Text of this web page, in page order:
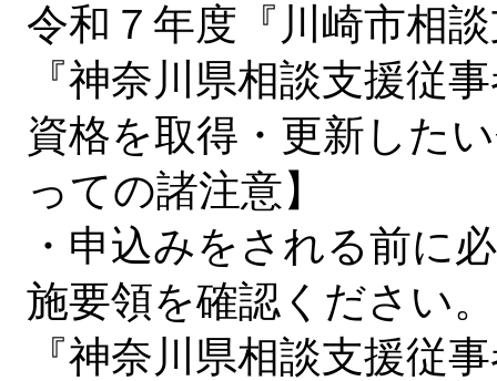
令和７年度『川崎市相
『神奈川県相談支援従
資格を取得・更新したい
っての諸注意】
・申込みをされる前に
施要領を確認ください。
『神奈川県相談支援従